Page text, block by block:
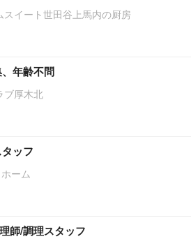
イート世田谷上馬内の厨房
年齢不問
ブ厚木北
ッフ
ーム
師/調理スタッフ